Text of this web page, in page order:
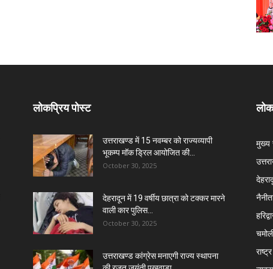
लोकप्रिय पोस्ट
उत्तराखण्ड में 15 नवम्बर को राज्यव्यापी
भूकम्प मॉक ड्रिल आयोजित की...
October 30, 2025
देहरादून में 19 वर्षीय छात्रा को टक्कर मारने
वाली कार पुलिस...
October 30, 2025
उत्तराखण्ड कांग्रेस मनाएगी राज्य स्थापना
मुख्य
राष्ट्र